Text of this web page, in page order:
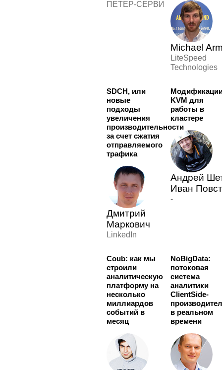
ПЕТЕР-СЕРВИС
Michael
LiteSpeed
Technologies
SDCH, или
новые
подходы
увеличения
производительности
за счет сжатия
отправляемого
трафика
Дмитрий
Маркович
LinkedIn
KVM для
работы в
кластере
Андрей
Иван
-
Coub: как мы
строили
аналитическую
платформу на
несколько
миллиардов
событий в
месяц
NoBigData:
потоковая
система
аналитики
ClientSide-
в реальном
времени